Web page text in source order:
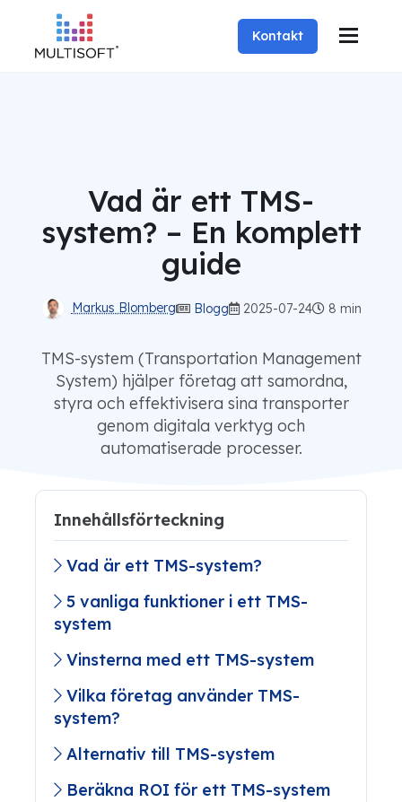
Kontakt
Vad är ett TMS-
system? – En komplett
guide
Markus Blomberg Blogg 2025-07-24 8 min
TMS-system (Transportation Management
System) hjälper företag att samordna,
styra och effektivisera sina transporter
genom digitala verktyg och
automatiserade processer.
Innehållsförteckning
Vad är ett TMS-system?
5 vanliga funktioner i ett TMS-
system
Vinsterna med ett TMS-system
Vilka företag använder TMS-
system?
Alternativ till TMS-system
Beräkna ROI för ett TMS-system